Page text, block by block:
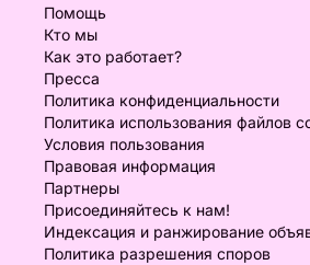
Помощь
Кто мы
Как это работает?
Пресса
Политика конфиденциальности
Политика использования файлов
Условия пользования
Правовая информация
Партнеры
Присоединяйтесь к нам!
Индексация и ранжирование
Политика разрешения споров